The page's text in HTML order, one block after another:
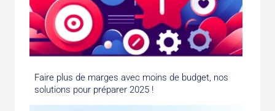
Faire plus de marges avec moins de budget, nos
solutions pour préparer 2025 !